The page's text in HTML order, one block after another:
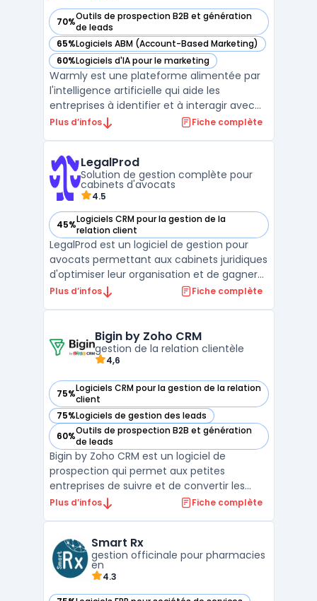
70%Outils de prospection B2B et génération
de leads
— voir Warmly dans cette catégorie
65%Logiciels ABM (Account-Based Marketing)
— voir Warmly dans cette catégorie
60%Logiciels d'IA pour le marketing
— voir Warmly dans cette catégorie
Warmly est une plateforme alimentée par
l'intelligence artificielle qui aide les
entreprises à identifier et à interagir avec
des visiteurs à fort potentiel sur leur site
commerciales et marketing de repérer les
visiteurs anonyme ...
Plus d’infos Fiche complète
LegalProd
Solution de gestion complète pour
cabinets d'avocats
4.5
45%Logiciels CRM pour la gestion de la
relation client
— voir LegalProd dans cette catégorie
LegalProd est un logiciel de gestion pour
avocats permettant aux cabinets juridiques
d'optimiser leur organisation et de gagner
en productivité. Conçu pour les
l'automatisation de la facturation juridique
et l'organisation ...
Plus d’infos Fiche complète
Bigin by Zoho CRM
gestion de la relation clientèle
4,6
75%Logiciels CRM pour la gestion de la relation
client
— voir Bigin by Zoho CRM dans cette catégorie
75%Logiciels de gestion des leads
— voir Bigin by Zoho CRM dans cette catégorie
60%Outils de prospection B2B et génération
de leads
— voir Bigin by Zoho CRM dans cette catégorie
Bigin by Zoho CRM est un logiciel de
prospection qui permet aux petites
entreprises de suivre et de convertir les
prospects. Il offre des fonctionnalités telles
reporting. Avec Bigin, les utilisateurs
peuvent automat ...
Plus d’infos Fiche complète
Smart Rx
gestion officinale pour pharmacies
en
4.3